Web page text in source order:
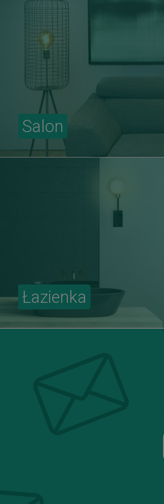
Salon
Łazienka